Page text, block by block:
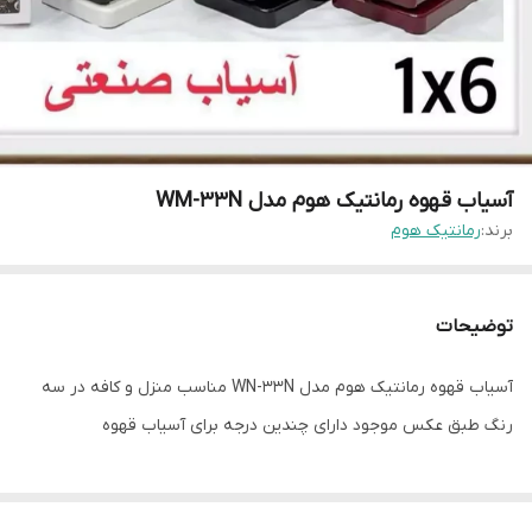
آسیاب قهوه رمانتیک هوم مدل WM-33N
برند:رمانتیک هوم
توضیحات
آسیاب قهوه رمانتیک هوم مدل WN-33N مناسب منزل و کافه در سه
رنگ طبق عکس موجود دارای چندین درجه برای آسیاب قهوه